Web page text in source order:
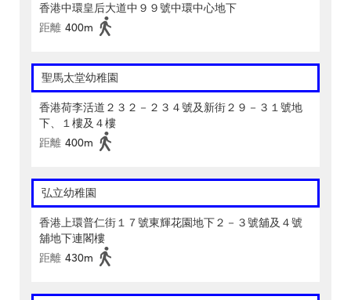
香港中環皇后大道中９９號中環中心地下
距離 400m
聖馬太堂幼稚園
香港荷李活道２３２－２３４號及新街２９－３１號地
下、１樓及４樓
距離 400m
弘立幼稚園
香港上環普仁街１７號東輝花園地下２－３號舖及４號
舖地下連閣樓
距離 430m